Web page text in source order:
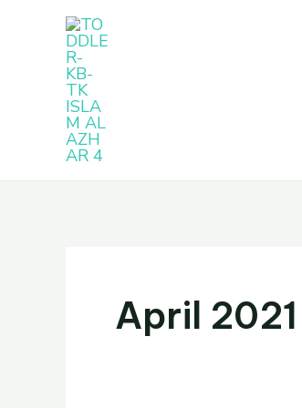
April 2021
Post
pagination